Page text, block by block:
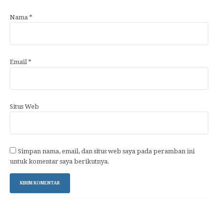
Nama *
Email*
Situs Web
Simpan nama, email, dan situs web saya pada peramban ini
untuk komentar saya berikutnya.